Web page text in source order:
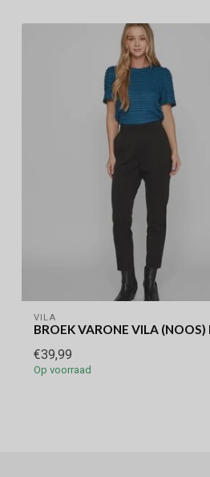
VILA
BROEK VARONE VILA (NOOS)
€39,99
Op voorraad